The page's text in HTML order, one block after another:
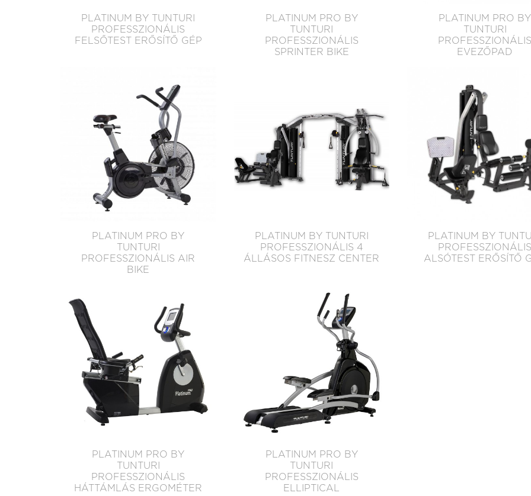
PLATINUM BY TUNTURI
PROFESSZIONÁLIS
FELSŐTEST ERŐSÍTŐ GÉP
PLATINUM PRO BY
TUNTURI
PROFESSZIONÁLIS
SPRINTER BIKE
PLATINUM PRO BY
TUNTURI
PROFESSZIONÁLIS
EVEZŐPAD
PLATINUM PRO BY
TUNTURI
PROFESSZIONÁLIS AIR
BIKE
PLATINUM BY TUNTURI
PROFESSZIONÁLIS 4
ÁLLÁSOS FITNESZ CENTER
PLATINUM BY
PROFESSZIONÁLIS
ALSÓTEST ERŐSÍTŐ
PLATINUM PRO BY
TUNTURI
PROFESSZIONÁLIS
HÁTTÁMLÁS ERGOMÉTER
PLATINUM PRO BY
TUNTURI
PROFESSZIONÁLIS
ELLIPTICAL